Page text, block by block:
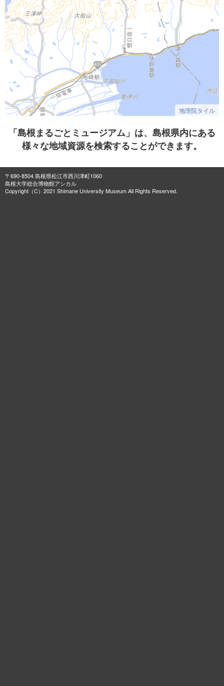
地理院タイル
「島根まるごとミュージアム」は、島根県内にある
様々な地域資源を検索することができます。
〒690-8504 島根県松江市西川津町1060
島根大学総合博物館アシカル
Copyright（C）2021 Shimane University Museum All Rights Reserved.